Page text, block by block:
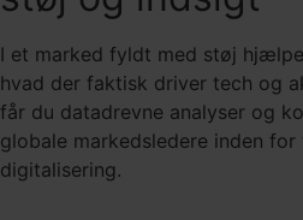
I et marked fyldt med støj
hvad der faktisk driver tech og
får du datadrevne analyser og
globale markedsledere inden
digitalisering.